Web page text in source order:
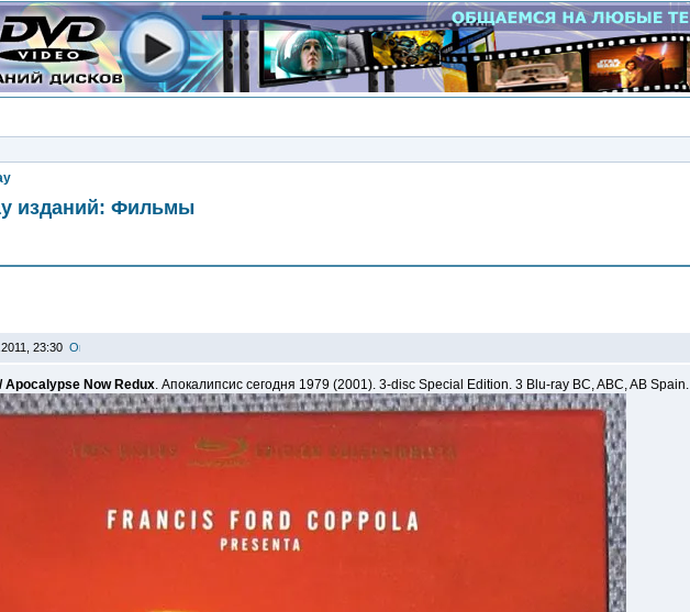
изданий: Фильмы
23:30
Apocalypse Now Redux. Апокалипсис сегодня 1979 (2001). 3-disc Special Edition. 3 Blu-ray BC, ABC, AB Spain.